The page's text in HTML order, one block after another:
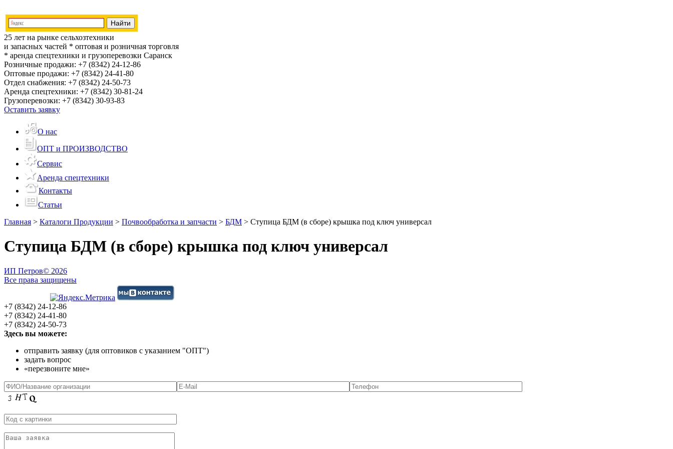
25 лет на рынке сельхозтехники
и запасных частей * оптовая и розничная торговля
* аренда спецтехники и грузоперевозки Саранск
Розничные продажи: +7 (8342) 24-12-86
Оптовые продажи: +7 (8342) 24-41-80
Отдел снабжения: +7 (8342) 24-50-73
Аренда спецтехники: +7 (8342) 30-81-24
Грузоперевозки: +7 (8342) 30-93-83
Оставить заявку
О нас
ОПТ и ПРОИЗВОДСТВО
Сервис
Аренда спецтехники
Контакты
Статьи
Главная > Каталоги Продукции > Почвообработка и запчасти > БДМ > Ступица БДМ (в сборе) крышка под ключ универсал
Ступица БДМ (в сборе) крышка под ключ универсал
ИП Петров© 2026
Все права защищены
+7 (8342) 24-12-86
+7 (8342) 24-41-80
+7 (8342) 24-50-73
Здесь вы можете:
отправить заявку (для оптовиков с указанием "ОПТ")
задать вопрос
«перезвоните мне»